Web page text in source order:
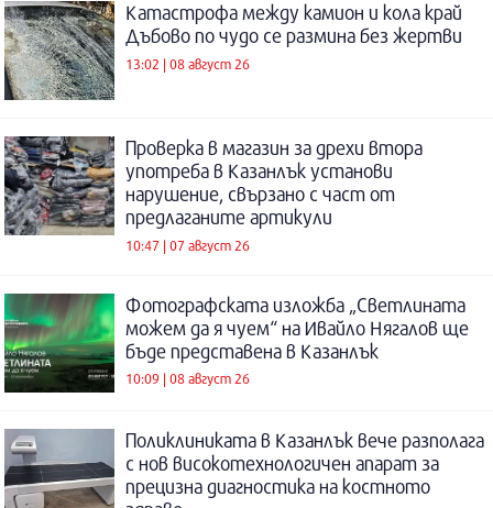
Катастрофа между камион и кола край
Дъбово по чудо се размина без жертви
13:02 | 08 август 26
Проверка в магазин за дрехи втора
употреба в Казанлък установи
нарушение, свързано с част от
предлаганите артикули
10:47 | 07 август 26
Фотографската изложба „Светлината
можем да я чуем“ на Ивайло Нягалов ще
бъде представена в Казанлък
10:09 | 08 август 26
Поликлиниката в Казанлък вече разполага
с нов високотехнологичен апарат за
прецизна диагностика на костното